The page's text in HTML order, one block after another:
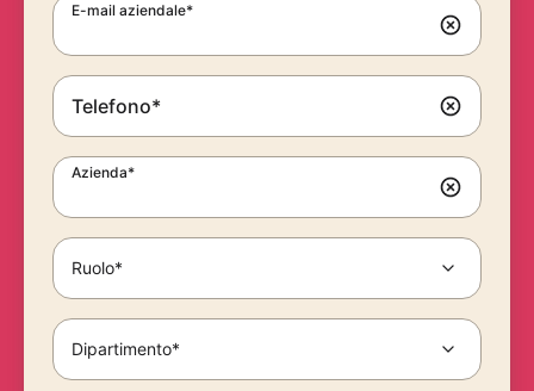
E-mail aziendale*
Telefono*
Azienda*
Ruolo*
Dipartimento*